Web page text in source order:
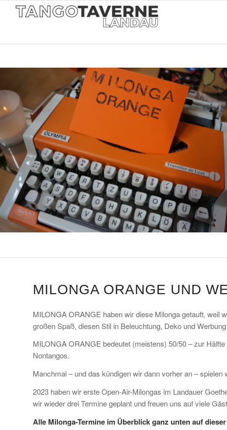
MILONGA ORANGE UND
MILONGA ORANGE haben wir diese Milonga getauft, weil
großen Spaß, diesen Stil in Beleuchtung, Deko und
MILONGA ORANGE bedeutet (meistens) 50/50 – zur
Nontangos.
Manchmal – und das kündigen wir dann vorher an – spielen
2023 haben wir erste Open-Air-Milongas im Landauer
wir wieder drei Termine geplant und freuen uns auf viele
Alle Milonga-Termine im Überblick ganz unten auf